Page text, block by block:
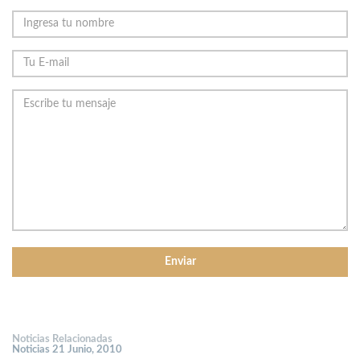
Noticias Relacionadas
Noticias 21 Junio, 2010